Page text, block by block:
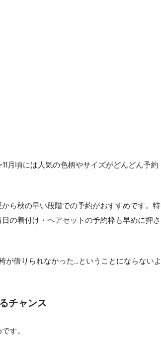
月頃には人気の色柄やサイズがどんどん予約
ら秋の早い段階での予約がおすすめです。特
の着付け・ヘアセットの予約枠も早めに押さ
が借りられなかった…ということにならないよ
チャンス
す。